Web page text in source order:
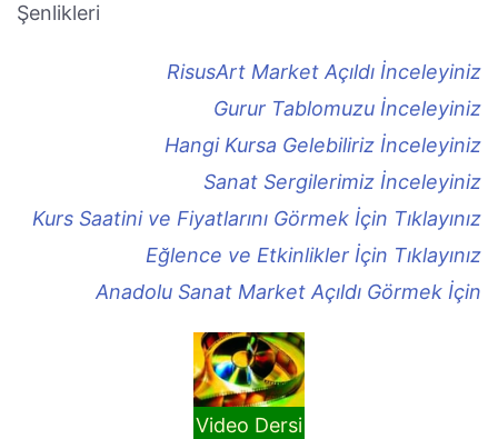
Şenlikleri
RisusArt Market Açıldı İnceleyiniz
Gurur Tablomuzu İnceleyiniz
Hangi Kursa Gelebiliriz İnceleyiniz
Sanat Sergilerimiz İnceleyiniz
Kurs Saatini ve Fiyatlarını Görmek İçin Tıklayınız
Eğlence ve Etkinlikler İçin Tıklayınız
Anadolu Sanat Market Açıldı Görmek İçin
Video Dersi